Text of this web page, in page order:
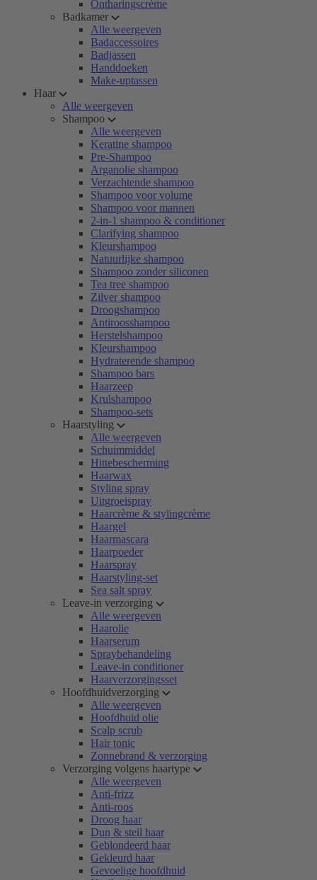
Ontharingscrème
Badkamer
Alle weergeven
Badaccessoires
Badjassen
Handdoeken
Make-uptassen
Haar
Alle weergeven
Shampoo
Alle weergeven
Keratine shampoo
Pre-Shampoo
Arganolie shampoo
Verzachtende shampoo
Shampoo voor volume
Shampoo voor mannen
2-in-1 shampoo & conditioner
Clarifying shampoo
Kleurshampoo
Natuurlijke shampoo
Shampoo zonder siliconen
Tea tree shampoo
Zilver shampoo
Droogshampoo
Antiroosshampoo
Herstelshampoo
Kleurshampoo
Hydraterende shampoo
Shampoo bars
Haarzeep
Krulshampoo
Shampoo-sets
Haarstyling
Alle weergeven
Schuimmiddel
Hittebescherming
Haarwax
Styling spray
Uitgroeispray
Haarcrème & stylingcrème
Haargel
Haarmascara
Haarpoeder
Haarspray
Haarstyling-set
Sea salt spray
Leave-in verzorging
Alle weergeven
Haarolie
Haarserum
Spraybehandeling
Leave-in conditioner
Haarverzorgingsset
Hoofdhuidverzorging
Alle weergeven
Hoofdhuid olie
Scalp scrub
Hair tonic
Zonnebrand & verzorging
Verzorging volgens haartype
Alle weergeven
Anti-frizz
Anti-roos
Droog haar
Dun & steil haar
Geblondeerd haar
Gekleurd haar
Gevoelige hoofdhuid